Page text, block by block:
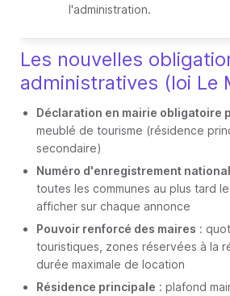
l'administration.
Les nouvelles
administratives (loi Le
Déclaration en mairie obligatoire
meublé de tourisme (résidence
secondaire)
Numéro d'enregistrement national
toutes les communes au plus tard le
afficher sur chaque annonce
Pouvoir renforcé des maires :
touristiques, zones réservées à la
durée maximale de location
Résidence principale : plafond